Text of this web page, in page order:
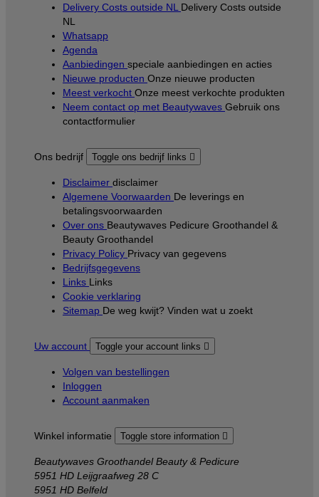
Delivery Costs outside NL Delivery Costs outside
NL
Whatsapp
Agenda
Aanbiedingen speciale aanbiedingen en acties
Nieuwe producten Onze nieuwe producten
Meest verkocht Onze meest verkochte produkten
Neem contact op met Beautywaves Gebruik ons
contactformulier
Ons bedrijf Toggle ons bedrijf links 
Disclaimer disclaimer
Algemene Voorwaarden De leverings en
betalingsvoorwaarden
Over ons Beautywaves Pedicure Groothandel &
Beauty Groothandel
Privacy Policy Privacy van gegevens
Bedrijfsgegevens
Links Links
Cookie verklaring
Sitemap De weg kwijt? Vinden wat u zoekt
Uw account Toggle your account links 
Volgen van bestellingen
Inloggen
Account aanmaken
Winkel informatie Toggle store information 
Beautywaves Groothandel Beauty & Pedicure
5951 HD Leijgraafweg 28 C
5951 HD Belfeld